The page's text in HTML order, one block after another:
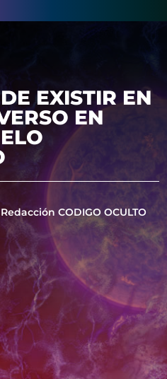
EXISTIR EN
EN
Redacción CODIGO OCULTO